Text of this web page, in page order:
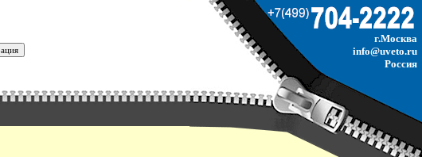
г.Москва
info@uveto.ru
Россия